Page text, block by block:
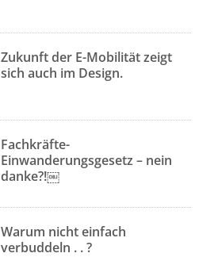
Zukunft der E-Mobilität zeigt
sich auch im Design.
Fachkräfte-
Einwanderungsgesetz – nein
danke?!￼
Warum nicht einfach
verbuddeln . . ?